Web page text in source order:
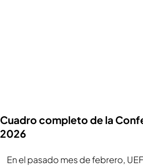
Cuadro completo de la
2026
En el pasado mes de febrero,